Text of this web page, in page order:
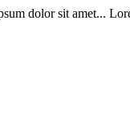
dolor sit amet...